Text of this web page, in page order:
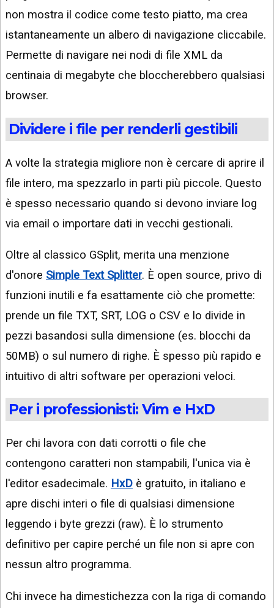
non mostra il codice come testo piatto, ma crea
istantaneamente un albero di navigazione cliccabile.
Permette di navigare nei nodi di file XML da
centinaia di megabyte che bloccherebbero qualsiasi
browser.
Dividere i file per renderli gestibili
A volte la strategia migliore non è cercare di aprire il
file intero, ma spezzarlo in parti più piccole. Questo
è spesso necessario quando si devono inviare log
via email o importare dati in vecchi gestionali.
Oltre al classico GSplit, merita una menzione
d'onore Simple Text Splitter. È open source, privo di
funzioni inutili e fa esattamente ciò che promette:
prende un file TXT, SRT, LOG o CSV e lo divide in
pezzi basandosi sulla dimensione (es. blocchi da
50MB) o sul numero di righe. È spesso più rapido e
intuitivo di altri software per operazioni veloci.
Per i professionisti: Vim e HxD
Per chi lavora con dati corrotti o file che
contengono caratteri non stampabili, l'unica via è
l'editor esadecimale. HxD è gratuito, in italiano e
apre dischi interi o file di qualsiasi dimensione
leggendo i byte grezzi (raw). È lo strumento
definitivo per capire perché un file non si apre con
nessun altro programma.
Chi invece ha dimestichezza con la riga di comando